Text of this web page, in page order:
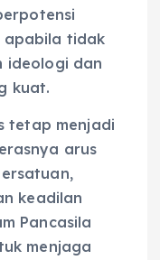
apabila tidak
ideologi dan
kuat.
tetap menjadi
arus
keadilan
Pancasila
menjaga